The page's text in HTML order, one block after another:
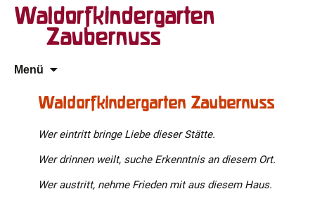
Waldorfkindergarten
Zaubernuss
Menü
springen
Waldorfkindergarten Zaubernuss
Wer eintritt bringe Liebe dieser Stätte.
Wer drinnen weilt, suche Erkenntnis an diesem Ort.
Wer austritt, nehme Frieden mit aus diesem Haus.